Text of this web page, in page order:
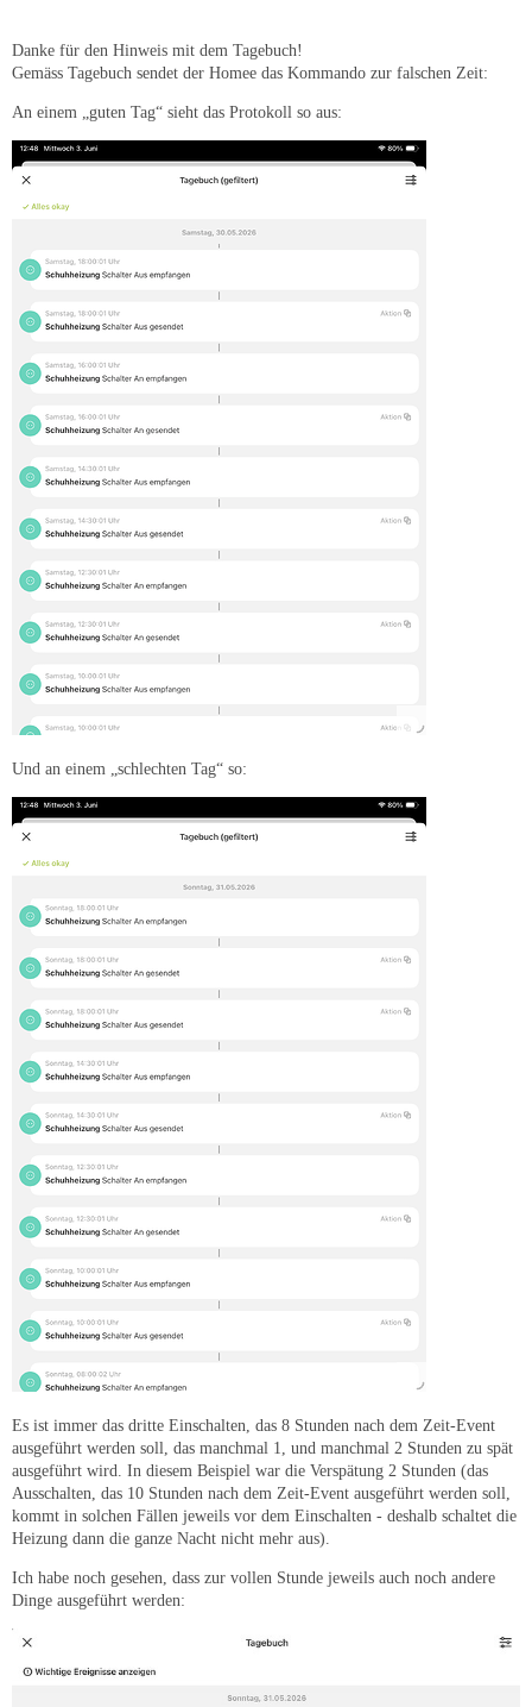
Danke für den Hinweis mit dem Tagebuch!
Gemäss Tagebuch sendet der Homee das Kommando zur falschen Zeit:
An einem „guten Tag“ sieht das Protokoll so aus:
Und an einem „schlechten Tag“ so:
Es ist immer das dritte Einschalten, das 8 Stunden nach dem Zeit-Event
ausgeführt werden soll, das manchmal 1, und manchmal 2 Stunden zu spät
ausgeführt wird. In diesem Beispiel war die Verspätung 2 Stunden (das
Ausschalten, das 10 Stunden nach dem Zeit-Event ausgeführt werden soll,
kommt in solchen Fällen jeweils vor dem Einschalten - deshalb schaltet die
Heizung dann die ganze Nacht nicht mehr aus).
Ich habe noch gesehen, dass zur vollen Stunde jeweils auch noch andere
Dinge ausgeführt werden: